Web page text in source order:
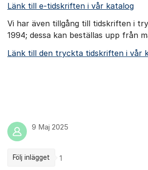
Länk till e-tidskriften i vår katalog
Vi har även tillgång till tidskriften i
1994; dessa kan beställas upp från
Länk till den tryckta tidskriften i vår
9 Maj 2025
Följ inlägget 1